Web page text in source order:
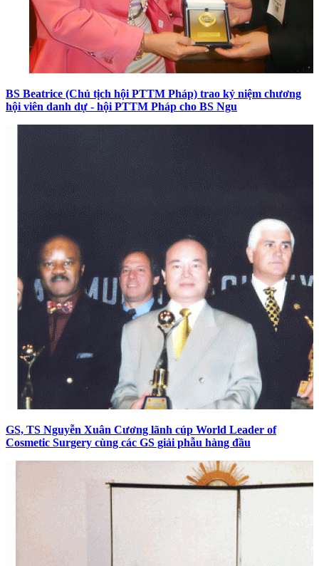
BS Beatrice (Chủ tịch hội PTTM Pháp) trao kỷ niệm chương
hội viên danh dự - hội PTTM Pháp cho BS Ngu
GS, TS Nguyễn Xuân Cương lãnh cúp World Leader of
Cosmetic Surgery cùng các GS giải phẫu hàng đầu